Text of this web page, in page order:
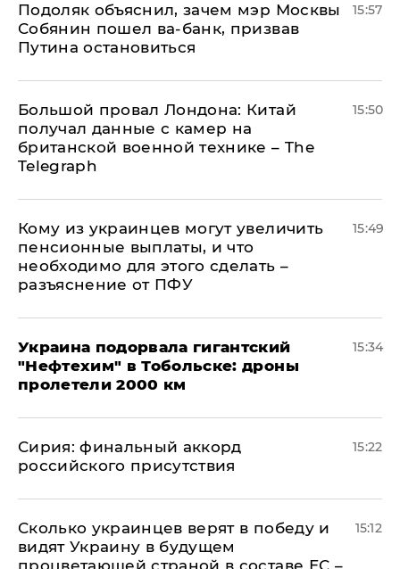
Подоляк объяснил, зачем мэр Москвы
Собянин пошел ва-банк, призвав
Путина остановиться
15:57
Большой провал Лондона: Китай
получал данные с камер на
британской военной технике – The
Telegraph
15:50
Кому из украинцев могут увеличить
пенсионные выплаты, и что
необходимо для этого сделать –
разъяснение от ПФУ
15:49
Украина подорвала гигантский
"Нефтехим" в Тобольске: дроны
пролетели 2000 км
15:34
​Сирия: финальный аккорд
российского присутствия
15:22
Сколько украинцев верят в победу и
видят Украину в будущем
процветающей страной в составе ЕС –
15:12